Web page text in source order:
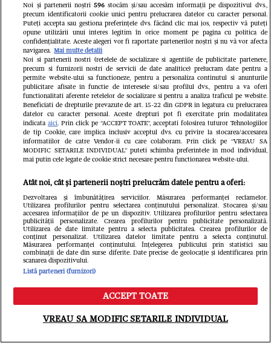
Cum arată vila de 2,5 milioane de
euro a Monicăi Tatoiu: „Miezul casei
trebuie să fie o legătură între trecut,
prezent și viitor”
Cine este
Gheorghe
familia
cunoaște
Meniu Caută
Noi și partenerii noștri 596stocăm și/sau accesăm informații pe dispozitivul dvs.,
precum identificatorii cookie unici pentru prelucrarea datelor cu caracter personal.
Puteți accepta sau gestiona preferințele dvs. făcând clic mai jos, respectiv vă puteți
opune utilizării unui interes legitim în orice moment pe pagina cu politica de
confidențialitate. Aceste alegeri vor fi raportate partenerilor noștri și nu vă vor afecta
navigarea. Mai multe detalii
Noi si partenerii nostri (retelele de socializare si agentiile de publicitate partenere,
precum si furnizorii nostri de servicii de date analitice) prelucram date pentru a
permite website-ului sa functioneze, pentru a personaliza continutul si anunturile
publicitare afisate in functie de interesele si/sau profilul dvs., pentru a va oferi
functionalitati aferente retelelor de socializare si pentru a analiza traficul pe website.
Beneficiati de drepturile prevazute de art. 15-22 din GDPR in legatura cu prelucrarea
datelor cu caracter personal. Aceste drepturi pot fi exercitate prin modalitatea
indicataaici. Prin click pe “ACCEPT TOATE”, acceptati folosirea tuturor Tehnologiilor
de tip Cookie, care implica inclusiv acceptul dvs. cu privire la stocarea/accesarea
informatiilor de catre Vendor-ii cu care colaboram. Prin click pe “VREAU SA
MODIFIC SETARILE INDIVIDUAL” puteti schimba preferintele in mod individual,
mai putin cele legate de cookie strict necesare pentru functionarea website-ului.
Atât noi, cât și partenerii noștri prelucrăm datele pentru a oferi:
Dezvoltarea și îmbunătățirea serviciilor. Măsurarea performanței reclamelor.
Utilizarea profilurilor pentru selectarea conținutului personalizat. Stocarea și/sau
accesarea informațiilor de pe un dispozitiv. Utilizarea profilurilor pentru selectarea
publicității personalizate. Crearea profilurilor pentru publicitate personalizată.
Utilizarea de date limitate pentru a selecta publicitatea. Crearea profilurilor de
conținut personalizat. Utilizarea datelor limitate pentru a selecta conținutul.
Măsurarea performanței conținutului. Înțelegerea publicului prin statistici sau
combinații de date din surse diferite. Date precise de geolocație și identificarea prin
scanarea dispozitivului.
Listă parteneri (furnizori)
ACCEPT TOATE
VREAU SA MODIFIC SETARILE INDIVIDUAL